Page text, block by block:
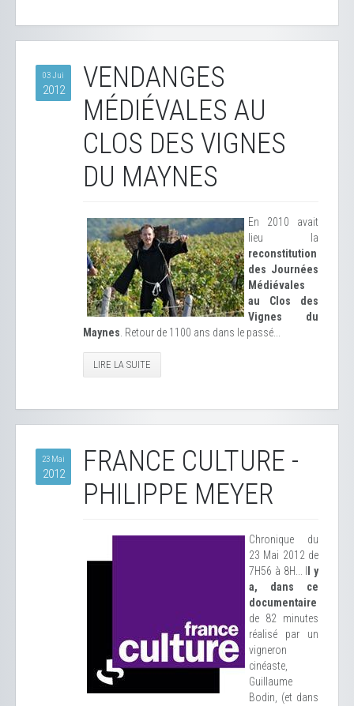
03 Jui
2012
VENDANGES
MÉDIÉVALES AU
CLOS DES VIGNES
DU MAYNES
En 2010 avait
lieu la
reconstitution
des Journées
Médiévales
au Clos des
Vignes du
Maynes . Retour de 1100 ans dans le passé...
LIRE LA SUITE
23 Mai
2012
FRANCE CULTURE -
PHILIPPE MEYER
Chronique du
23 Mai 2012 de
7H56 à 8H... I
l y
a, dans ce
documentaire
de 82 minutes
réalisé par un
vigneron
cinéaste,
Guillaume
Bodin, (et dans